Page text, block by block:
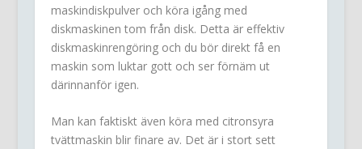
maskindiskpulver och köra igång med
diskmaskinen tom från disk. Detta är effektiv
diskmaskinrengöring och du bör direkt få en
maskin som luktar gott och ser förnäm ut
därinnanför igen.
Man kan faktiskt även köra med citronsyra
tvättmaskin blir finare av. Det är i stort sett